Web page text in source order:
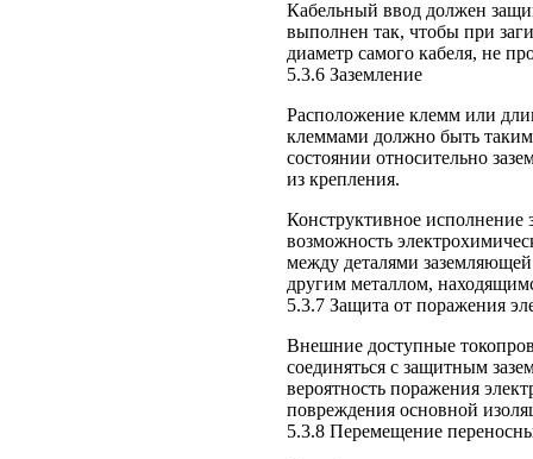
Кабельный ввод должен
выполнен так, чтобы при
диаметр самого кабеля, не
5.3.6 Заземление
Расположение клемм или
клеммами должно быть
состоянии относительно
из крепления.
Конструктивное
возможность
между деталями
другим металлом,
5.3.7 Защита от поражения
Внешние доступные
соединяться с защитным
вероятность поражения
повреждения основной
5.3.8 Перемещение